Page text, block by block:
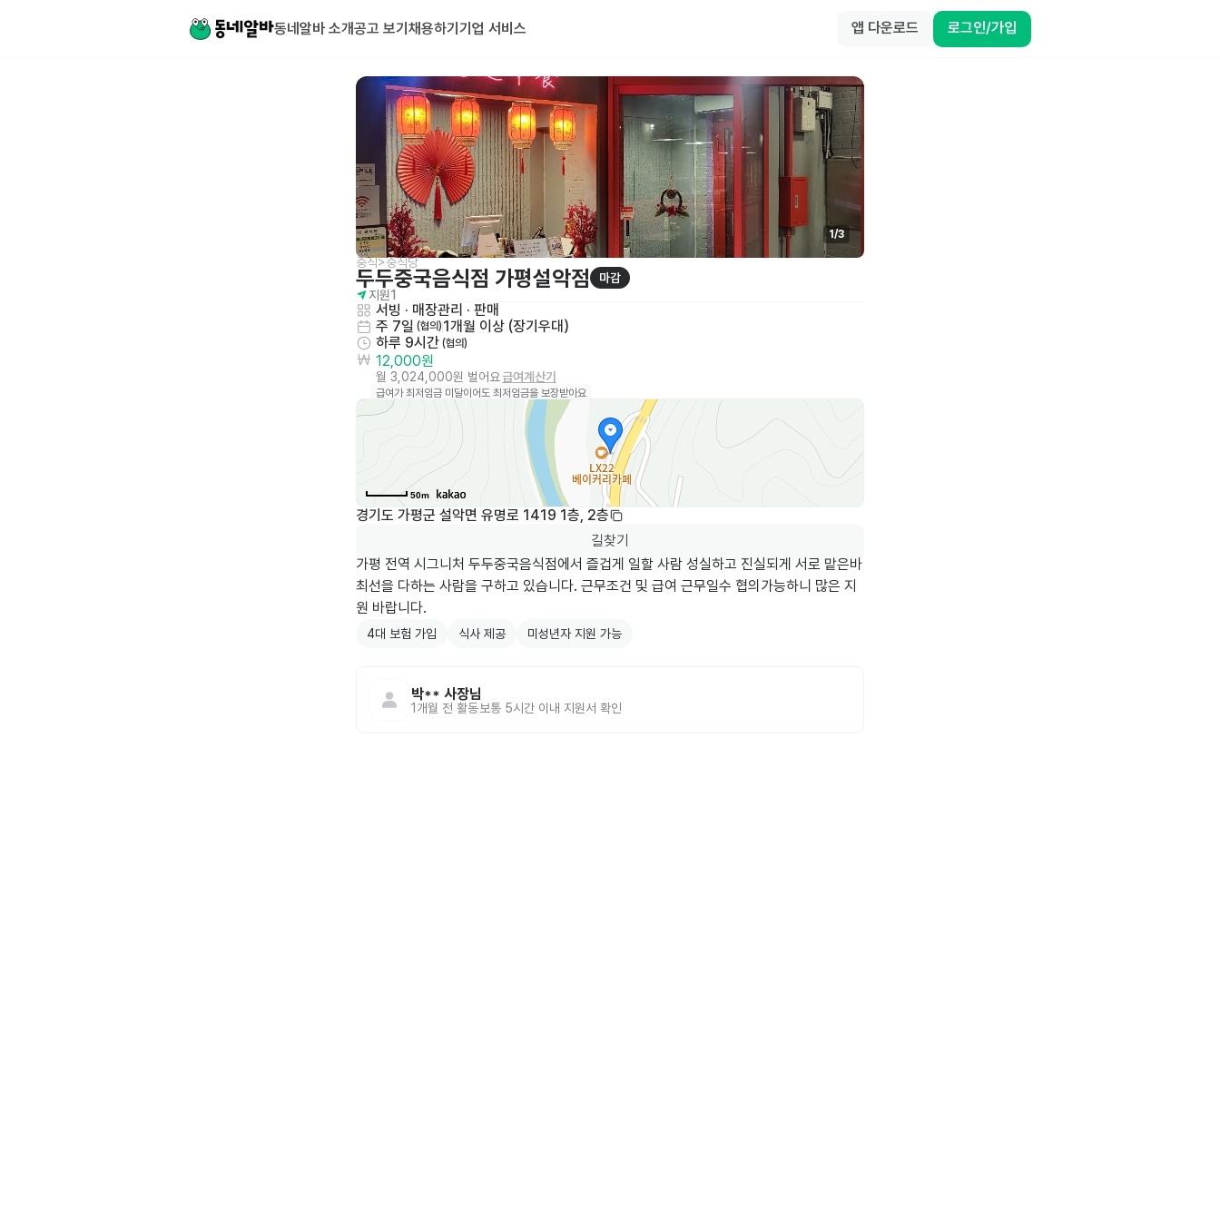
동네알바 소개공고 보기 채용하기 기업 서비스 앱 다운로드 로그인/가입
1/3
중식>중식당
두두중국음식점 가평설악점
마감
지원1
서빙 · 매장관리 · 판매
주 7일 (협의) 1개월 이상 (장기우대)
하루 9시간 (협의)
12,000원
월 3,024,000원 벌어요급여계산기
급여가 최저임금 미달이어도 최저임금을 보장받아요
50m
경기도 가평군 설악면 유명로 1419 1층, 2층
길찾기
가평 전역 시그니처 두두중국음식점에서 즐겁게 일할 사람 성실하고 진실되게 서로 맡은바
최선을 다하는 사람을 구하고 있습니다. 근무조건 및 급여 근무일수 협의가능하니 많은 지
원 바랍니다.
4대 보험 가입 식사 제공 미성년자 지원 가능
박** 사장님
1개월 전 활동 보통 5시간 이내 지원서 확인